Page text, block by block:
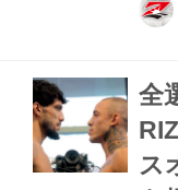
ェイ
よう
合
ビラ
ウェ
全
ス